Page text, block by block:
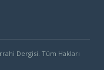
Dergisi. Tüm Hakları